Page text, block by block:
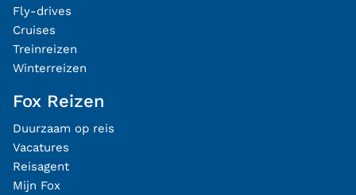
Fly-drives
Cruises
Treinreizen
Winterreizen
Fox Reizen
Duurzaam op reis
Vacatures
Reisagent
Mijn Fox